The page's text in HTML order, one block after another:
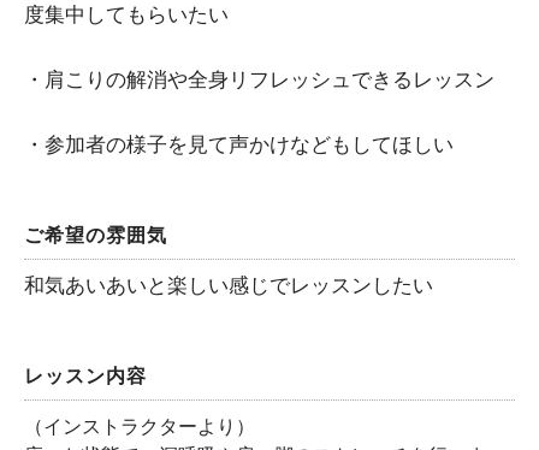
度集中してもらいたい
・肩こりの解消や全身リフレッシュできるレッスン
・参加者の様子を見て声かけなどもしてほしい
ご希望の雰囲気
和気あいあいと楽しい感じでレッスンしたい
レッスン内容
（インストラクターより）